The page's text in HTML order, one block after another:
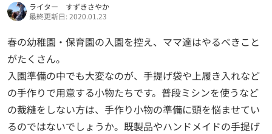
ライター すずきさやか
最終更新日: 2020.01.23
春の幼稚園・保育園の入園を控え、ママ達はやるべきこと
がたくさん。
入園準備の中でも大変なのが、手提げ袋や上履き入れなど
の手作りで用意する小物たちです。普段ミシンを使うなど
の裁縫をしない方は、手作り小物の準備に頭を悩ませてい
るのではないでしょうか。既製品やハンドメイドの手提げ